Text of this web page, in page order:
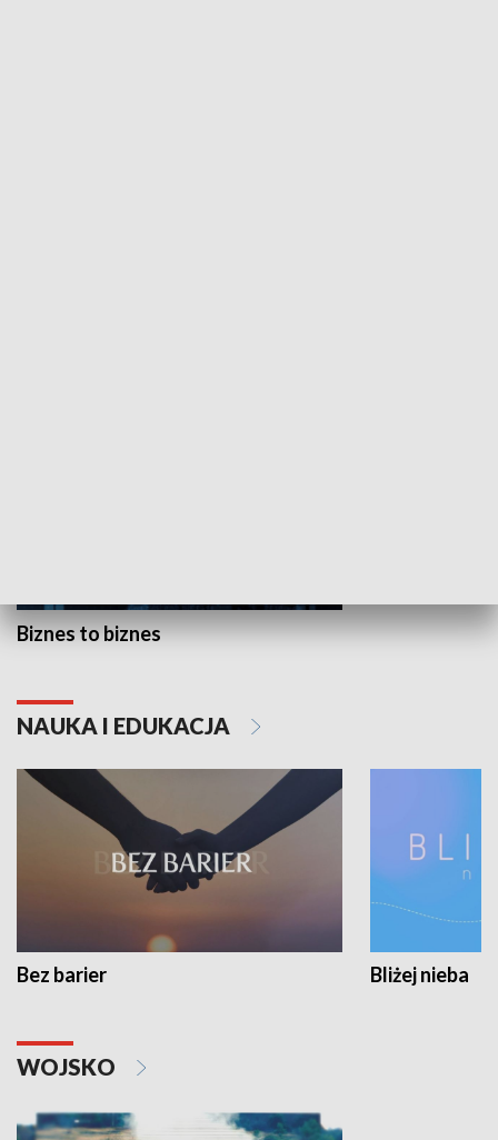
Biznes to biznes
NAUKA I EDUKACJA
Bez barier Bliżej nieba
WOJSKO